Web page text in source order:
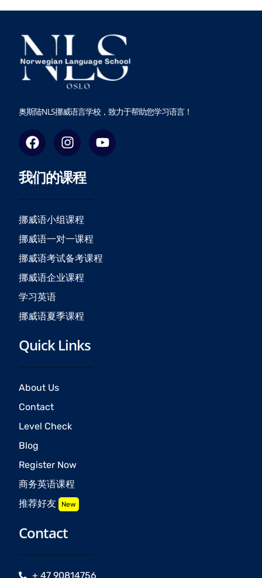
奥斯陆NLS挪威语言学校，致力于帮助您学习语言！
F
a
c
e
b
o
o
k
I
n
s
t
a
g
r
a
m
Y
o
u
我们的课程
挪威语小组课程
挪威语一对一课程
挪威语考试备考课程
挪威语企业课程
学习英语
挪威语夏季课程
Quick Links
About Us
Contact
Level Check
Blog
Register Now
商务英语课程
推荐好友 New
Contact
+ 47 90814756